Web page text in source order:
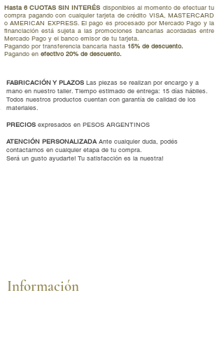
Hasta 6 CUOTAS SIN INTERÉS disponibles al momento de efectuar tu
compra pagando con cualquier tarjeta de crédito VISA, MASTERCARD
o AMERICAN EXPRESS. El pago es procesado por Mercado Pago y la
financiación está sujeta a las promociones bancarias acordadas entre
Mercado Pago y el banco emisor de tu tarjeta.
Pagando por transferencia bancaria hasta 15% de descuento.
Pagando en efectivo 20% de descuento.
FABRICACIÓN Y PLAZOS Las piezas se realizan por encargo y a
mano en nuestro taller. Tiempo estimado de entrega: 15 días hábiles.
Todos nuestros productos cuentan con garantía de calidad de los
materiales.
PRECIOS expresados en PESOS ARGENTINOS
ATENCIÓN PERSONALIZADAAnte cualquier duda, podés
contactarnos en cualquier etapa de tu compra.
Será un gusto ayudarte! Tu satisfacción es la nuestra!
Información